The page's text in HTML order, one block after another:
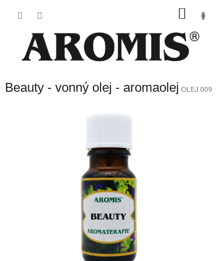
Beauty - vonný olej - aromaolej OLEJ 009